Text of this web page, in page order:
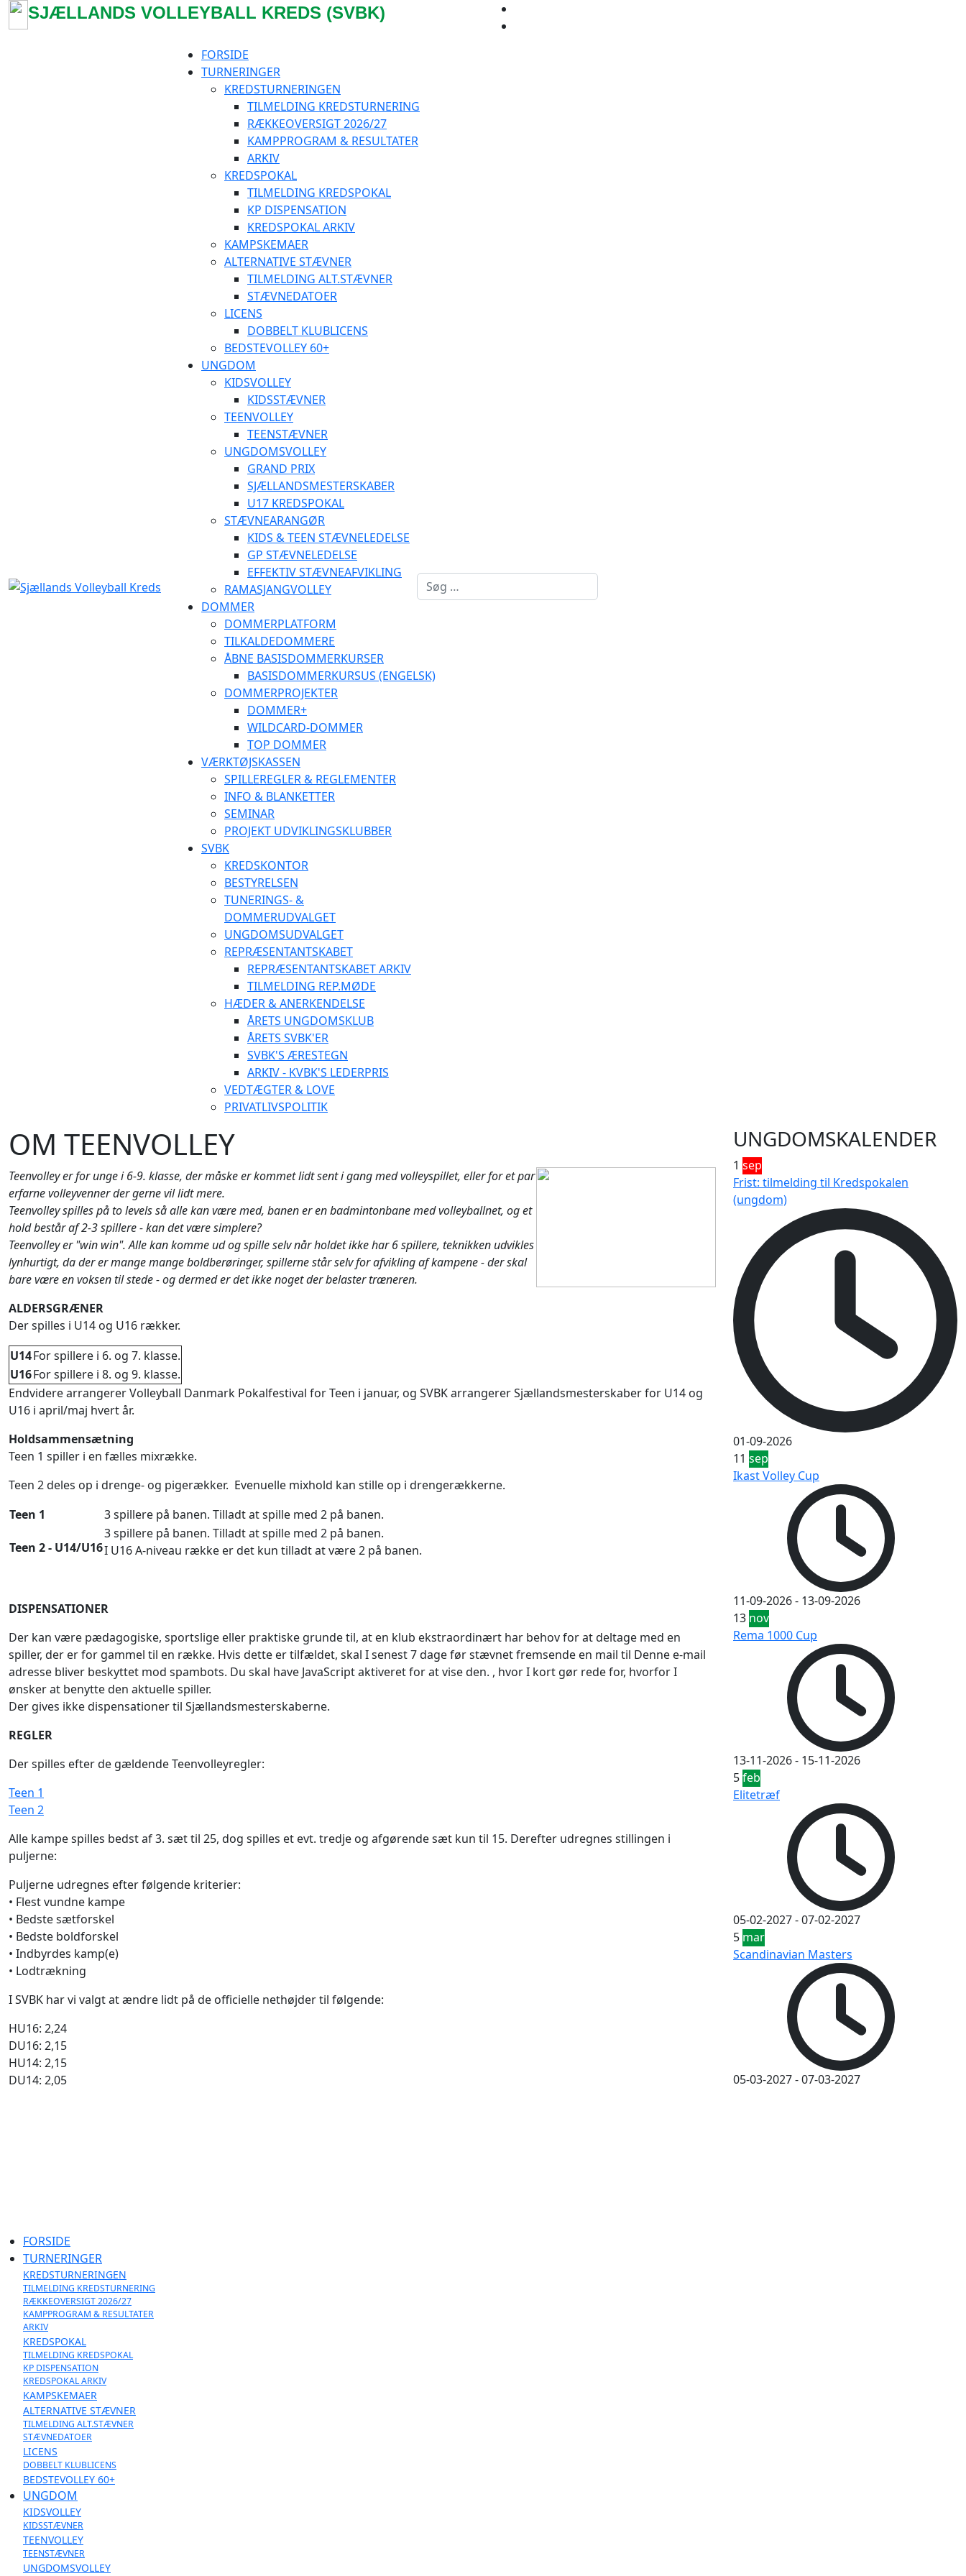
SJÆLLANDS VOLLEYBALL KREDS (SVBK)
FORSIDE
TURNERINGER
KREDSTURNERINGEN
TILMELDING KREDSTURNERING
RÆKKEOVERSIGT 2026/27
KAMPPROGRAM & RESULTATER
ARKIV
KREDSPOKAL
TILMELDING KREDSPOKAL
KP DISPENSATION
KREDSPOKAL ARKIV
KAMPSKEMAER
ALTERNATIVE STÆVNER
TILMELDING ALT.STÆVNER
STÆVNEDATOER
LICENS
DOBBELT KLUBLICENS
BEDSTEVOLLEY 60+
UNGDOM
KIDSVOLLEY
KIDSSTÆVNER
TEENVOLLEY
TEENSTÆVNER
UNGDOMSVOLLEY
GRAND PRIX
SJÆLLANDSMESTERSKABER
U17 KREDSPOKAL
STÆVNEARANGØR
KIDS & TEEN STÆVNELEDELSE
GP STÆVNELEDELSE
EFFEKTIV STÆVNEAFVIKLING
RAMASJANGVOLLEY
DOMMER
DOMMERPLATFORM
TILKALDEDOMMERE
ÅBNE BASISDOMMERKURSER
BASISDOMMERKURSUS (ENGELSK)
DOMMERPROJEKTER
DOMMER+
WILDCARD-DOMMER
TOP DOMMER
VÆRKTØJSKASSEN
SPILLEREGLER & REGLEMENTER
INFO & BLANKETTER
SEMINAR
PROJEKT UDVIKLINGSKLUBBER
SVBK
KREDSKONTOR
BESTYRELSEN
TUNERINGS- &
DOMMERUDVALGET
UNGDOMSUDVALGET
REPRÆSENTANTSKABET
REPRÆSENTANTSKABET ARKIV
TILMELDING REP.MØDE
HÆDER & ANERKENDELSE
ÅRETS UNGDOMSKLUB
ÅRETS SVBK'ER
SVBK'S ÆRESTEGN
ARKIV - KVBK'S LEDERPRIS
VEDTÆGTER & LOVE
PRIVATLIVSPOLITIK
Søg
OM TEENVOLLEY
Teenvolley er for unge i 6-9. klasse, der måske er kommet lidt sent i gang med volleyspillet, eller for et par
erfarne volleyvenner der gerne vil lidt mere.
Teenvolley spilles på to levels så alle kan være med, banen er en badmintonbane med volleyballnet, og et
hold består af 2-3 spillere - kan det være simplere?
Teenvolley er "win win". Alle kan komme ud og spille selv når holdet ikke har 6 spillere, teknikken udvikles
lynhurtigt, da der er mange mange boldberøringer, spillerne står selv for afvikling af kampene - der skal
bare være en voksen til stede - og dermed er det ikke noget der belaster træneren.
ALDERSGRÆNER
Der spilles i U14 og U16 rækker.
U14For spillere i 6. og 7. klasse.
U16For spillere i 8. og 9. klasse.
Endvidere arrangerer Volleyball Danmark Pokalfestival for Teen i januar, og SVBK arrangerer Sjællandsmesterskaber for U14 og
U16 i april/maj hvert år.
Holdsammensætning
Teen 1 spiller i en fælles mixrække.
Teen 2 deles op i drenge- og pigerækker. Evenuelle mixhold kan stille op i drengerækkerne.
Teen 1
3 spillere på banen. Tilladt at spille med 2 på banen.
Teen 2 - U14/U16
3 spillere på banen. Tilladt at spille med 2 på banen.
I U16 A-niveau række er det kun tilladt at være 2 på banen.
DISPENSATIONER
Der kan være pædagogiske, sportslige eller praktiske grunde til, at en klub ekstraordinært har behov for at deltage med en
spiller, der er for gammel til en række. Hvis dette er tilfældet, skal I senest 7 dage før stævnet fremsende en mail til Denne e-mail
adresse bliver beskyttet mod spambots. Du skal have JavaScript aktiveret for at vise den. , hvor I kort gør rede for, hvorfor I
ønsker at benytte den aktuelle spiller.
Der gives ikke dispensationer til Sjællandsmesterskaberne.
REGLER
Der spilles efter de gældende Teenvolleyregler:
Teen 1
Teen 2
Alle kampe spilles bedst af 3. sæt til 25, dog spilles et evt. tredje og afgørende sæt kun til 15. Derefter udregnes stillingen i
puljerne:
Puljerne udregnes efter følgende kriterier:
• Flest vundne kampe
• Bedste sætforskel
• Bedste boldforskel
• Indbyrdes kamp(e)
• Lodtrækning
I SVBK har vi valgt at ændre lidt på de officielle nethøjder til følgende:
HU16: 2,24
DU16: 2,15
HU14: 2,15
DU14: 2,05
UNGDOMSKALENDER
1 sep
Frist: tilmelding til Kredspokalen
(ungdom)
01-09-2026
11 sep
Ikast Volley Cup
11-09-2026- 13-09-2026
13 nov
Rema 1000 Cup
13-11-2026- 15-11-2026
5feb
Elitetræf
05-02-2027-07-02-2027
5 mar
Scandinavian Masters
05-03-2027-07-03-2027
FORSIDE
TURNERINGER
KREDSTURNERINGEN
TILMELDING KREDSTURNERING
RÆKKEOVERSIGT 2026/27
KAMPPROGRAM & RESULTATER
ARKIV
KREDSPOKAL
TILMELDING KREDSPOKAL
KP DISPENSATION
KREDSPOKAL ARKIV
KAMPSKEMAER
ALTERNATIVE STÆVNER
TILMELDING ALT.STÆVNER
STÆVNEDATOER
LICENS
DOBBELT KLUBLICENS
BEDSTEVOLLEY 60+
UNGDOM
KIDSVOLLEY
KIDSSTÆVNER
TEENVOLLEY
TEENSTÆVNER
UNGDOMSVOLLEY